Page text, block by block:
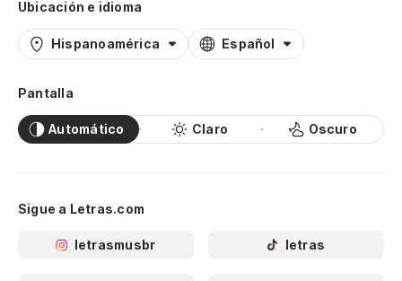
Ubicación e idioma
Hispanoamérica Español
Pantalla
Automático Claro Oscuro
Sigue a Letras.com
letrasmusbr letras